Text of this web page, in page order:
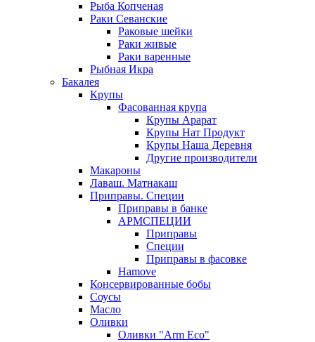
Рыба Копченая
Раки Севанские
Раковые шейки
Раки живые
Раки варенные
Рыбная Икра
Бакалея
Крупы
Фасованная крупа
Крупы Арарат
Крупы Нат Продукт
Крупы Наша Деревня
Другие производители
Макароны
Лаваш. Матнакаш
Приправы. Специи
Приправы в банке
АРМСПЕЦИИ
Приправы
Специи
Приправы в фасовке
Hamove
Консервированные бобы
Соусы
Масло
Оливки
Оливки "Arm Eco"